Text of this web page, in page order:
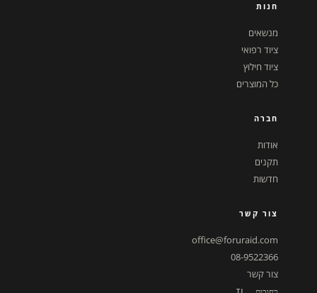
חנות
מנשאים
ציוד רפואי
ציוד חילוץ
כל המוצרים
חברה
אודות
תקנים
חדשות
צור קשר
office@foruraid.com
08-9522366
צור קשר